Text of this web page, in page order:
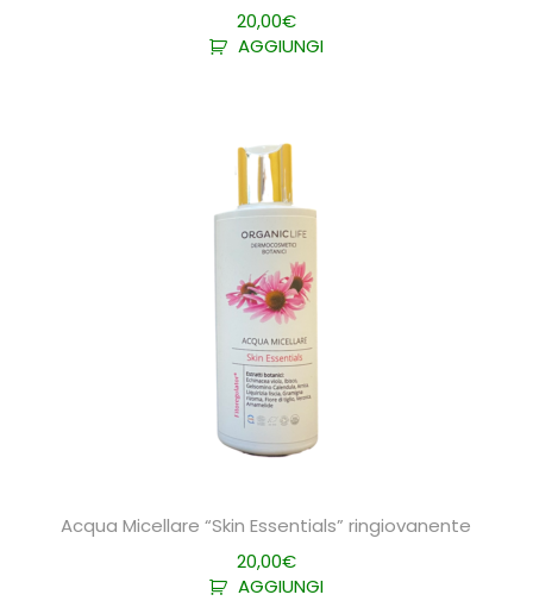
20,00€
AGGIUNGI
Acqua Micellare “Skin Essentials” ringiovanente
20,00€
AGGIUNGI